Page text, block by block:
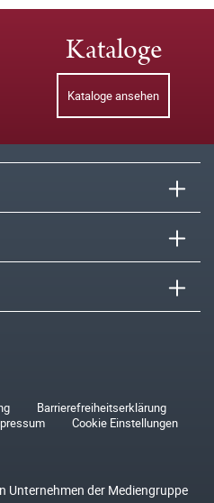
Kataloge
Kataloge ansehen
Barrierefreiheitserklärung
Cookie Einstellungen
Unternehmen der Mediengruppe